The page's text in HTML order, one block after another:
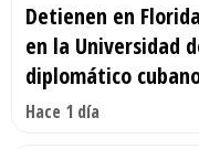
Detienen en
en la Universidad
diplomático
Hace 1 día